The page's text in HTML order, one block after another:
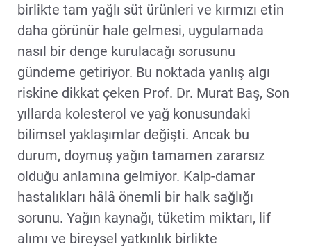
birlikte tam yağlı süt ürünleri ve kırmızı etin
daha görünür hale gelmesi, uygulamada
nasıl bir denge kurulacağı sorusunu
gündeme getiriyor. Bu noktada yanlış algı
riskine dikkat çeken Prof. Dr. Murat Baş, Son
yıllarda kolesterol ve yağ konusundaki
bilimsel yaklaşımlar değişti. Ancak bu
durum, doymuş yağın tamamen zararsız
olduğu anlamına gelmiyor. Kalp-damar
hastalıkları hâlâ önemli bir halk sağlığı
sorunu. Yağın kaynağı, tüketim miktarı, lif
alımı ve bireysel yatkınlık birlikte